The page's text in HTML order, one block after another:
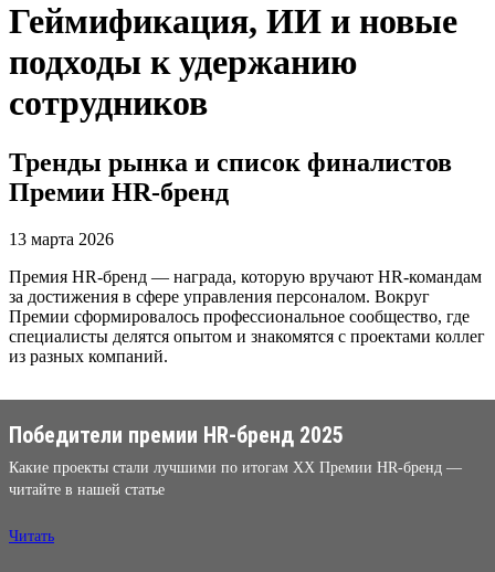
Геймификация, ИИ и новые
подходы к удержанию
сотрудников
Тренды рынка и список финалистов
Премии HR-бренд
13 марта 2026
Премия HR-бренд — награда, которую вручают HR-командам
за достижения в сфере управления персоналом. Вокруг
Премии сформировалось профессиональное сообщество, где
специалисты делятся опытом и знакомятся с проектами коллег
из разных компаний.
Победители премии HR-бренд 2025
Какие проекты стали лучшими по итогам XX Премии HR-бренд —
читайте в нашей статье
Читать